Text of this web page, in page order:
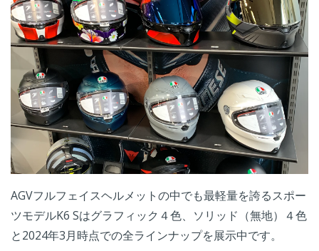
AGVフルフェイスヘルメットの中でも最軽量を誇るスポー
ツモデルK6 Sはグラフィック４色、ソリッド（無地）４色
と2024年3月時点での全ラインナップを展示中です。